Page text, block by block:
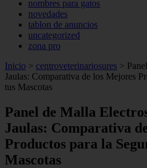
nombres para gatos
novedades
tablon de anuncios
uncategorized
zona pro
Inicio > centroveterinariosures >
Jaulas: Comparativa de los Mejores
tus Mascotas
Panel de Malla
Jaulas: Comparativa
Productos para la
Mascotas